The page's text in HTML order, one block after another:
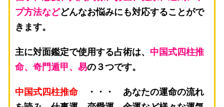
プ方法などどんなお悩みにも対応することがで
きます。
主に対面鑑定で使用する占術は、 中国式四柱推
命、奇門遁甲、易の３つです。
中国式四柱推命・・・ あなたの運命の流れ